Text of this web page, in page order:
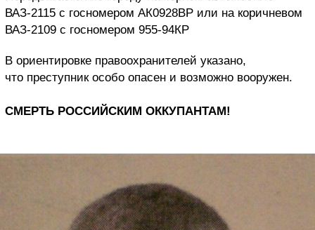
ВАЗ-2115 с госномером АК0928ВР или на коричневом
ВАЗ-2109 с госномером 955-94КР
В ориентировке правоохранителей указано,
что преступник особо опасен и возможно вооружен.
СМЕРТЬ РОССИЙСКИМ ОККУПАНТАМ!